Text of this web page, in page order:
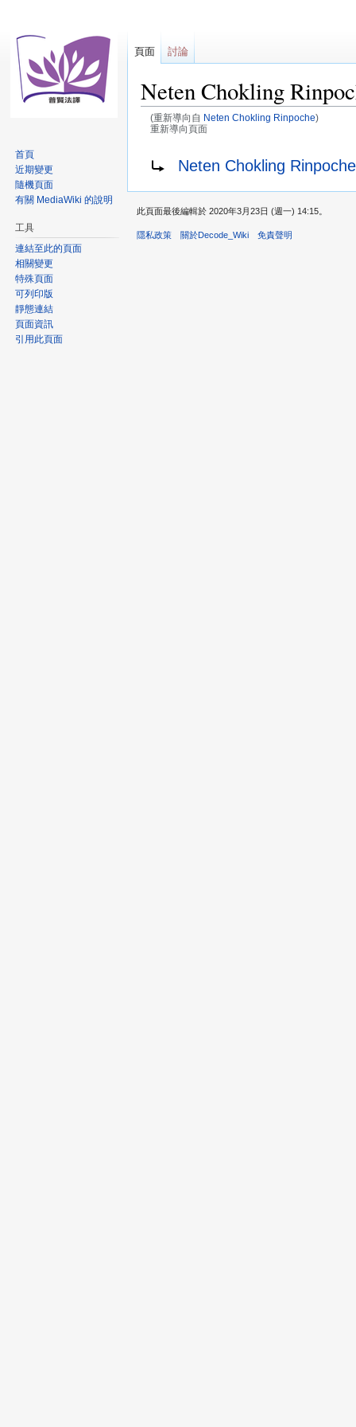
Neten Chokling
(重新導向自 Neten Chokling Rinpoche)
重新導向頁面
導
覽
搜
尋
Neten Chokling
頁面 討論
首頁
近期變更
隨機頁面
有關 MediaWiki 的說明
工具
連結至此的頁面
相關變更
特殊頁面
可列印版
靜態連結
頁面資訊
引用此頁面
此頁面最後編輯於 2020年3月23日 (週一) 14:15。
隱私政策 關於Decode_Wiki 免責聲明